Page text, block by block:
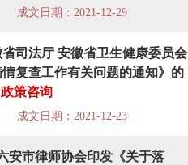
成文日期：2021-12-29
司法厅 安徽省卫生健康委员会
复查工作有关问题的通知》的
政策咨询
成文日期：2021-12-23
安市律师协会印发《关于落